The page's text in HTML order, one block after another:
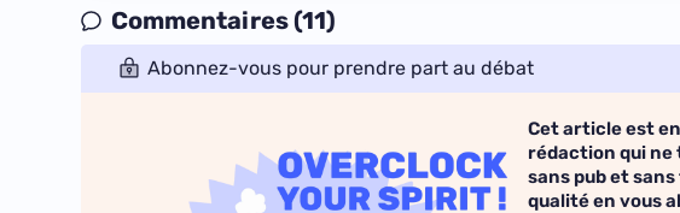
Commentaires (11)
Abonnez-vous pour prendre part au débat
Cet article est
rédaction qui ne
sans pub et
qualité en vous